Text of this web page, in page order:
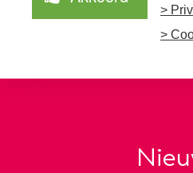
>
>
Nieuws
Aanmelden nieuwsbrief